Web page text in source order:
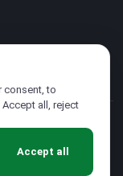
consent, to
all, reject
Accept all